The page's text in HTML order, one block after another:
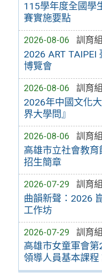
115學年度全國學
賽實施要點
2026-08-06 訓育組
2026 ART TAIPEI
博覽會
2026-08-06 訓育組
2026年中國文化
界大學問』
2026-08-06 訓育組
高雄市立社會教
招生簡章
2026-07-29 訓育組
曲韻新聲：2026
工作坊
2026-07-29 訓育組
高雄市女童軍會第
領導人員基本課